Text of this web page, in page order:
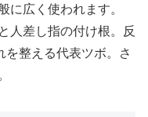
に広く使われます。
人差し指の付け根。反
を整える代表ツボ。さ